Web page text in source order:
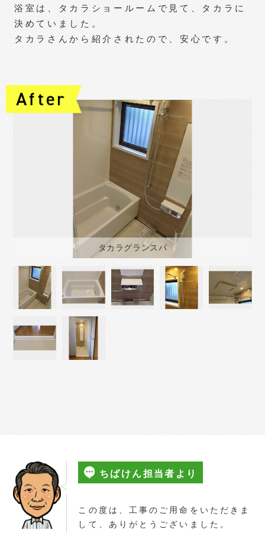
浴室は、タカラショールームで見て、タカラに
決めていました。
タカラさんから紹介されたので、安心です。
タカラグランスパ
ちばけん担当者より
この度は、工事のご用命をいただきま
して、ありがとうございました。